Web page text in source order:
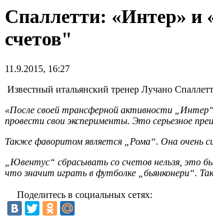
Спаллетти: «Интер» и
счетов"
11.9.2015, 16:27
Известный итальянский тренер Лучано
«После своей трансферной активности
провести свои эксперименты. Это серьезное
Также фаворитом является „Рома“. Она очень
„Ювентус“ сбрасывать со счетов нельзя, это
что значит играть в футболке „бьянконери“.
Поделитесь в социальных сетях: